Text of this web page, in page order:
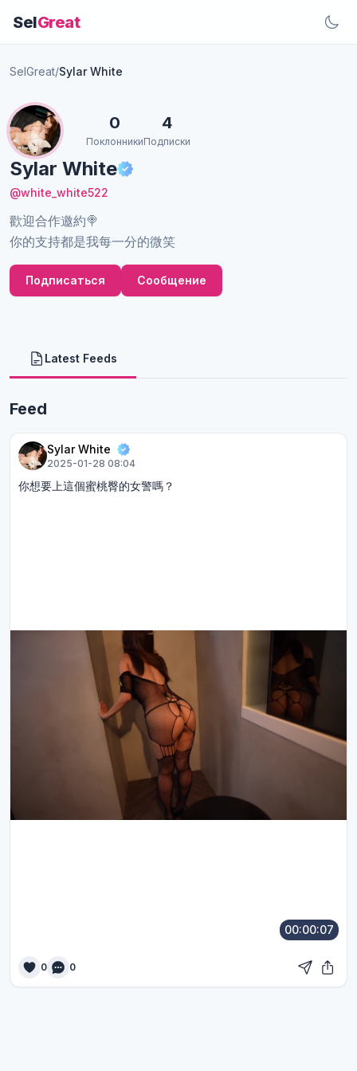
SelGreat
SelGreat/Sylar White
Sylar White
@white_white522
歡迎合作邀約🍭
你的支持都是我每一分的微笑
0
Поклонники
4
Подписки
Подписаться Сообщение
Latest Feeds
Feed
Sylar White
2025-01-28 08:04
你想要上這個蜜桃臀的女警嗎？
00:00:07
0 0